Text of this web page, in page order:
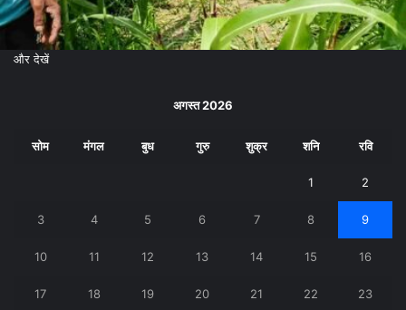
और देखें
अगस्त 2026
सोम मंगल बुध गुरु शुक्र शनि रवि
1 2
3 4 5 6 7 8 9
10 11 12 13 14 15 16
17 18 19 20 21 22 23